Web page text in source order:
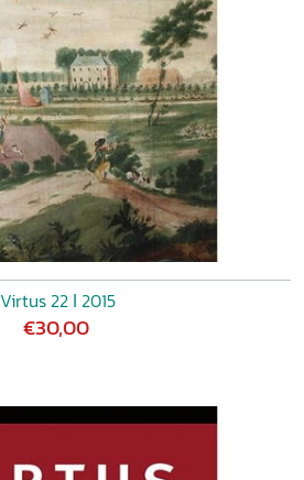
Virtus 22 ǀ 2015
€30,00